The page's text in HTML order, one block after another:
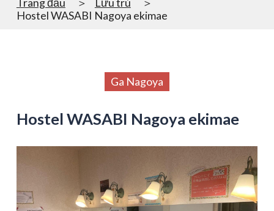
Hostel WASABI Nagoya ekimae
Ga Nagoya
Hostel WASABI Nagoya ekimae